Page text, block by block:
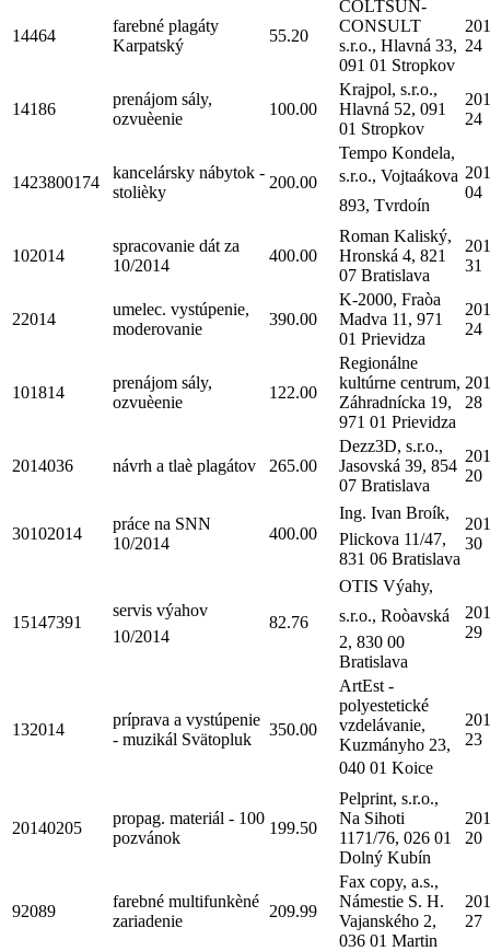
14464
farebné plagáty
Karpatský
55.20
COLTSUN-
CONSULT
s.r.o., Hlavná 33,
091 01 Stropkov
24
14186
prenájom sály,
ozvuèenie
100.00
Krajpol, s.r.o.,
Hlavná 52, 091
01 Stropkov
24
1423800174
kancelársky nábytok -
stolièky
200.00
Tempo Kondela,
s.r.o., Vojtaákova
893, Tvrdoín
04
102014
spracovanie dát za
10/2014
400.00
Roman Kaliský,
Hronská 4, 821
07 Bratislava
31
22014
umelec. vystúpenie,
moderovanie
390.00
K-2000, Fraòa
Madva 11, 971
01 Prievidza
24
101814
prenájom sály,
ozvuèenie
122.00
Regionálne
kultúrne centrum,
Záhradnícka 19,
971 01 Prievidza
28
2014036 návrh a tlaè plagátov 265.00
Dezz3D, s.r.o.,
Jasovská 39, 854
07 Bratislava
20
30102014
práce na SNN
10/2014
400.00
Ing. Ivan Broík,
Plickova 11/47,
831 06 Bratislava
30
15147391
servis výahov
10/2014
82.76
OTIS Výahy,
s.r.o., Roòavská
2, 830 00
Bratislava
29
132014
príprava a vystúpenie
- muzikál Svätopluk
350.00
ArtEst -
polyestetické
vzdelávanie,
Kuzmányho 23,
040 01 Koice
23
20140205
propag. materiál - 100
pozvánok
199.50
Pelprint, s.r.o.,
Na Sihoti
1171/76, 026 01
Dolný Kubín
20
92089
farebné multifunkèné
zariadenie
209.99
Fax copy, a.s.,
Námestie S. H.
Vajanského 2,
036 01 Martin
27